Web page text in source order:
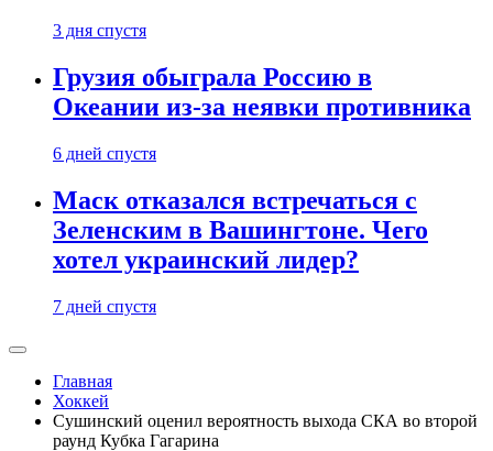
3 дня спустя
Грузия обыграла Россию в
Океании из-за неявки противника
6 дней спустя
Маск отказался встречаться с
Зеленским в Вашингтоне. Чего
хотел украинский лидер?
7 дней спустя
Главная
Хоккей
Сушинский оценил вероятность выхода СКА во второй
раунд Кубка Гагарина